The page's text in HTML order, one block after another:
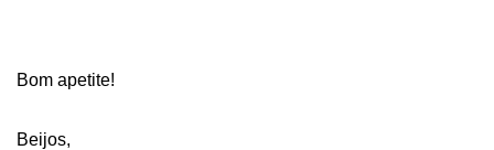
Bom apetite!
Beijos,